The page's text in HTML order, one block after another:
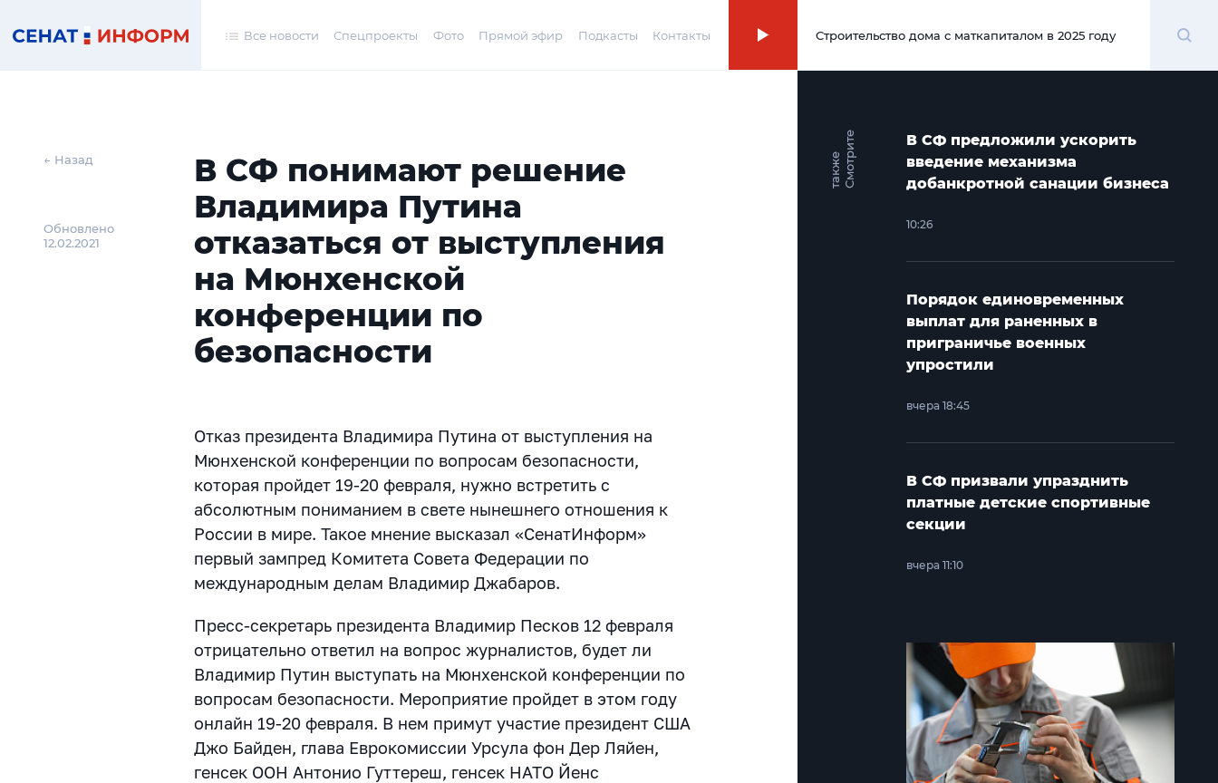
Все новости Спецпроекты Фото Прямой эфир Подкасты Контакты 00:00
Строительство дома с маткапиталом в 2025 году
← Назад
Обновлено
12.02.2021
В CФ понимают решение
Владимира Путина
отказаться от выступления
на Мюнхенской
конференции по
безопасности
Отказ президента Владимира Путина от выступления на
Мюнхенской конференции по вопросам безопасности,
которая пройдет 19-20 февраля, нужно встретить с
абсолютным пониманием в свете нынешнего отношения к
России в мире. Такое мнение высказал «СенатИнформ»
первый зампред Комитета Совета Федерации по
международным делам Владимир Джабаров.
Пресс-секретарь президента Владимир Песков 12 февраля
отрицательно ответил на вопрос журналистов, будет ли
Владимир Путин выступать на Мюнхенской конференции по
вопросам безопасности. Мероприятие пройдет в этом году
онлайн 19-20 февраля. В нем примут участие президент США
Джо Байден, глава Еврокомиссии Урсула фон Дер Ляйен,
генсек ООН Антонио Гуттереш, генсек НАТО Йенс
С
м
о
т
р и
т
е
т
а
к
ж
е
В СФ предложили ускорить
введение механизма
добанкротной санации бизнеса
10:26
Порядок единовременных
выплат для раненных в
приграничье военных
упростили
вчера 18:45
В СФ призвали упразднить
платные детские спортивные
секции
вчера 11:10